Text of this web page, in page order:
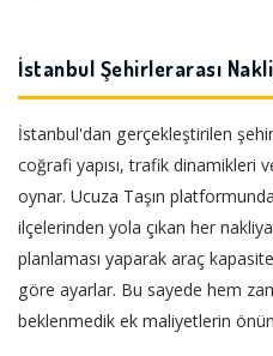
İstanbul Şehirlerarası
İstanbul'dan gerçekleştirilen
coğrafi yapısı, trafik dinamikleri
oynar. Ucuza Taşın
ilçelerinden yola çıkan her
planlaması yaparak araç
göre ayarlar. Bu sayede hem
beklenmedik ek maliyetlerin